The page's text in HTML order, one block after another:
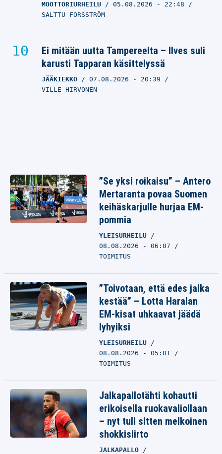
MOOTTORIURHEILU 05.08.2026 - 22:48
SALTTU FORSSTRÖM
Ei mitään uutta Tampereelta – Ilves suli
karusti Tapparan käsittelyssä
JÄÄKIEKKO 07.08.2026 - 20:39
VILLE HIRVONEN
”Se yksi roikaisu” – Antero
Mertaranta povaa Suomen
keihäskarjulle hurjaa EM-
pommia
YLEISURHEILU
08.08.2026 - 06:07
TOIMITUS
”Toivotaan, että edes jalka
kestää” – Lotta Haralan
EM-kisat uhkaavat jäädä
lyhyiksi
YLEISURHEILU
08.08.2026 - 05:01
TOIMITUS
Jalkapallotähti kohautti
erikoisella ruokavaliollaan
– nyt tuli sitten melkoinen
shokkisiirto
JALKAPALLO